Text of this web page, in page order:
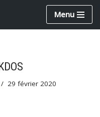
Menu
29 février 2020